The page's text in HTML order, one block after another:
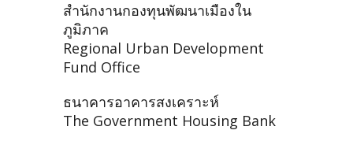
สำนักงานกองทุนพัฒนาเมืองใน
ภูมิภาค
Regional Urban Development
Fund Office
ธนาคารอาคารสงเคราะห์
The Government Housing Bank